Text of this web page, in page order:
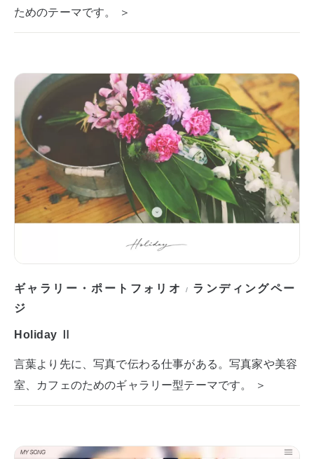
ためのテーマです。 ＞
ギャラリー・ポートフォリオ / ランディングペー
ジ
Holiday Ⅱ
言葉より先に、写真で伝わる仕事がある。写真家や美容
室、カフェのためのギャラリー型テーマです。 ＞